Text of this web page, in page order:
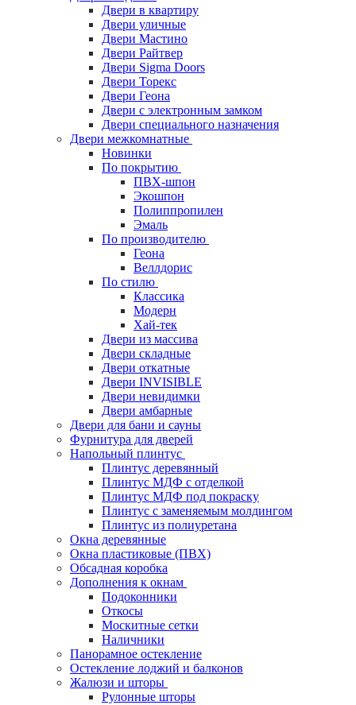
Двери в квартиру
Двери уличные
Двери Мастино
Двери Райтвер
Двери Sigma Doors
Двери Торекс
Двери Геона
Двери с электронным замком
Двери специального назначения
Двери межкомнатные
Новинки
По покрытию
ПВХ-шпон
Экошпон
Полиппропилен
Эмаль
По производителю
Геона
Веллдорис
По стилю
Классика
Модерн
Хай-тек
Двери из массива
Двери складные
Двери откатные
Двери INVISIBLE
Двери невидимки
Двери амбарные
Двери для бани и сауны
Фурнитура для дверей
Напольный плинтус
Плинтус деревянный
Плинтус МДФ с отделкой
Плинтус МДФ под покраску
Плинтус с заменяемым молдингом
Плинтус из полиуретана
Окна деревянные
Окна пластиковые (ПВХ)
Обсадная коробка
Дополнения к окнам
Подоконники
Откосы
Москитные сетки
Наличники
Панорамное остекление
Остекление лоджий и балконов
Жалюзи и шторы
Рулонные шторы